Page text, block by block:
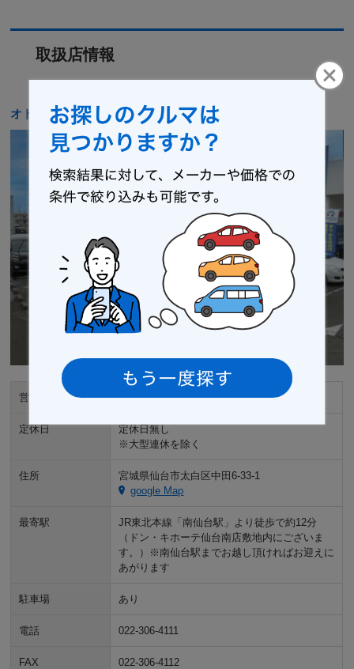
取扱店情報
オトロン 仙台南店
営業時間 10:00～19:00
定休日
定休日無し
※大型連休を除く
住所
宮城県仙台市太白区中田6-33-1
google Map
最寄駅
JR東北本線「南仙台駅」より徒歩で約12分
（ドン・キホーテ仙台南店敷地内にございま
す。）※南仙台駅までお越し頂ければお迎えに
あがります
駐車場 あり
電話 022-306-4111
FAX 022-306-4112